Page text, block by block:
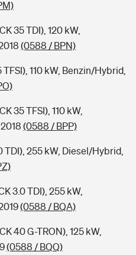
35 TDI), 120 kW,
(0588 / BPN)
110 kW, Benzin/Hybrid,
35 TFSI), 110 kW,
(0588 / BPP)
TDI), 255 kW, Diesel/Hybrid,
3.0 TDI), 255 kW,
(0588 / BQA)
40 G-TRON), 125 kW,
(0588 / BQQ)